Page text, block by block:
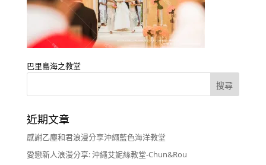
巴里島海之教堂
近期文章
感謝乙塵和君浪漫分享沖繩藍色海洋教堂
愛戀新人浪漫分享: 沖繩艾妮絲教堂-Chun&Rou